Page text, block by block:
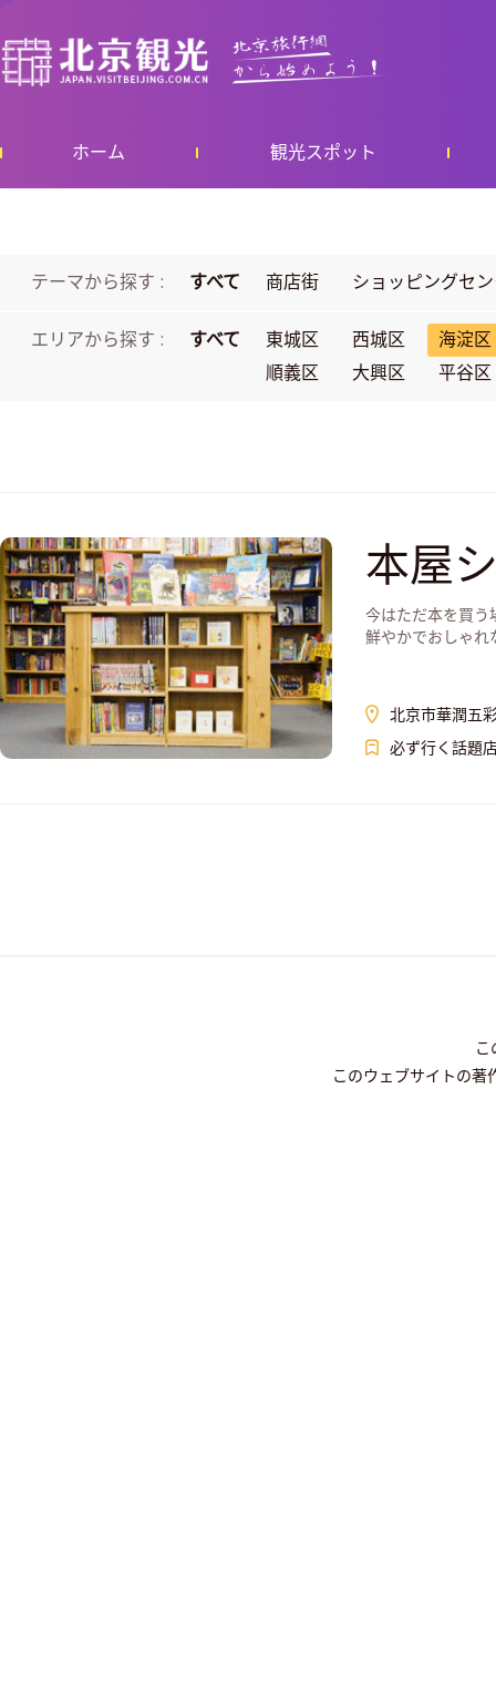
ホーム 観光スポット
テーマから探す : すべて 商店街 ショッピングセ
エリアから探す : すべて 東城区 西城区
海淀区
順義区
大興区 平谷区
本屋
今はただ本を買う
鮮やかでおしゃれ
北京市華潤五
必ず行く話題
このウェブサイトの